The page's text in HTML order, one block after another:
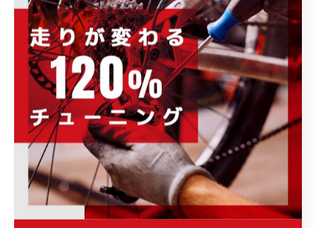
ホイール・パーツ・アクセサリー
完成車・フレーム
未分類
最近の投稿
Recent
Posts
2026/08/06